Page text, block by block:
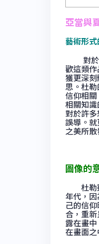
亞當與
藝術形
對於「
歡這類
獲更深
思。杜
信仰相
相關知
對於許
誤導。
之美所
圖像的
杜勒雖
年代，
己的信
合，重
露在畫
在畫面